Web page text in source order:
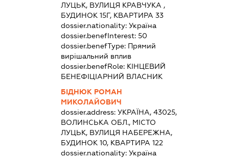
ЛУЦЬК, ВУЛИЦЯ КРАВЧУКА ,
БУДИНОК 15Г, КВАРТИРА 33
dossier.nationality:Україна
dossier.benefInterest:50
dossier.benefType: Прямий
вирішальний вплив
dossier.benefRole: КІНЦЕВИЙ
БЕНЕФІЦІАРНИЙ ВЛАСНИК
БІДНЮК РОМАН
МИКОЛАЙОВИЧ
dossier.address:УКРАЇНА, 43025,
ВОЛИНСЬКА ОБЛ., МІСТО
ЛУЦЬК, ВУЛИЦЯ НАБЕРЕЖНА,
БУДИНОК 10, КВАРТИРА 122
dossier.nationality:Україна